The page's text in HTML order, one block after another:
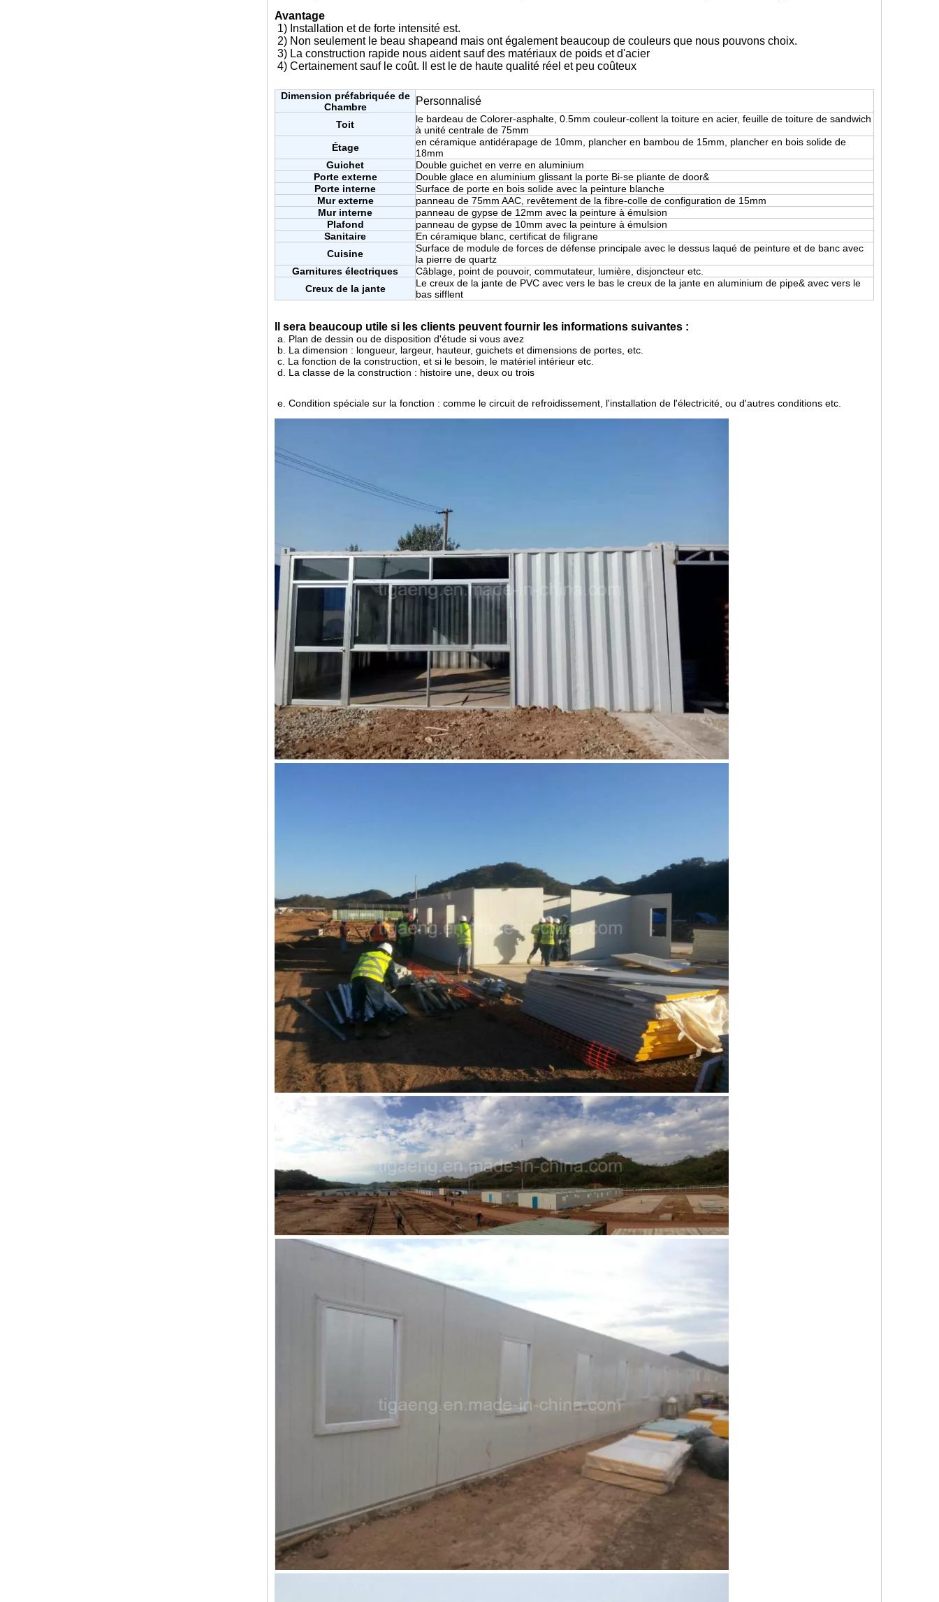
Avantage
1) Installation et de forte intensité est.
2) Non seulement le beau shapeand mais ont également beaucoup de couleurs que nous pouvons choix.
3) La construction rapide nous aident sauf des matériaux de poids et d'acier
4) Certainement sauf le coût. Il est le de haute qualité réel et peu coûteux
Dimension préfabriquée de
Chambre
Personnalisé
Toit
le bardeau de Colorer-asphalte, 0.5mm couleur-collent la toiture en acier, feuille de toiture de sandwich
à unité centrale de 75mm
Étage
en céramique antidérapage de 10mm, plancher en bambou de 15mm, plancher en bois solide de
18mm
Guichet
Double guichet en verre en aluminium
Porte externe
Double glace en aluminium glissant la porte Bi-se pliante de door&
Porte interne
Surface de porte en bois solide avec la peinture blanche
Mur externe
panneau de 75mm AAC, revêtement de la fibre-colle de configuration de 15mm
Mur interne
panneau de gypse de 12mm avec la peinture à émulsion
Plafond
panneau de gypse de 10mm avec la peinture à émulsion
Sanitaire
En céramique blanc, certificat de filigrane
Cuisine
Surface de module de forces de défense principale avec le dessus laqué de peinture et de banc avec
la pierre de quartz
Garnitures électriques
Câblage, point de pouvoir, commutateur, lumière, disjoncteur etc.
Creux de la jante
Le creux de la jante de PVC avec vers le bas le creux de la jante en aluminium de pipe& avec vers le
bas sifflent
Il sera beaucoup utile si les clients peuvent fournir les informations suivantes :
a. Plan de dessin ou de disposition d'étude si vous avez
b. La dimension : longueur, largeur, hauteur, guichets et dimensions de portes, etc.
c. La fonction de la construction, et si le besoin, le matériel intérieur etc.
d. La classe de la construction : histoire une, deux ou trois
e. Condition spéciale sur la fonction : comme le circuit de refroidissement, l'installation de l'électricité, ou d'autres conditions etc.